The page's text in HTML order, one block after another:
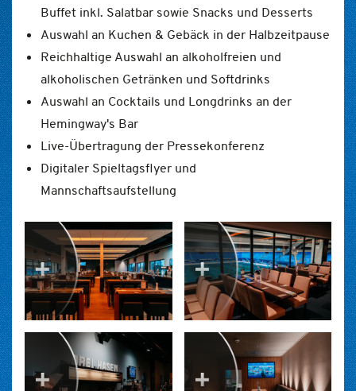
Buffet inkl. Salatbar sowie Snacks und Desserts
Auswahl an Kuchen & Gebäck in der Halbzeitpause
Reichhaltige Auswahl an alkoholfreien und
alkoholischen Getränken und Softdrinks
Auswahl an Cocktails und Longdrinks an der
Hemingway's Bar
Live-Übertragung der Pressekonferenz
Digitaler Spieltagsflyer und
Mannschaftsaufstellung